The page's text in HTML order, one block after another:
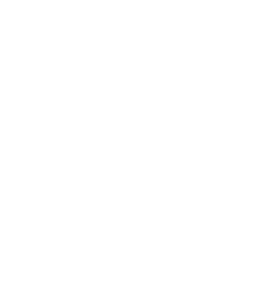
«falsificación de
duro comunicado de
equipo arbitral del
decisiones tomadas